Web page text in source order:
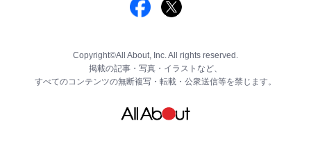
Copyright©All About, Inc. All rights reserved.
掲載の記事・写真・イラストなど、
すべてのコンテンツの無断複写・転載・公衆送信等を禁じます。